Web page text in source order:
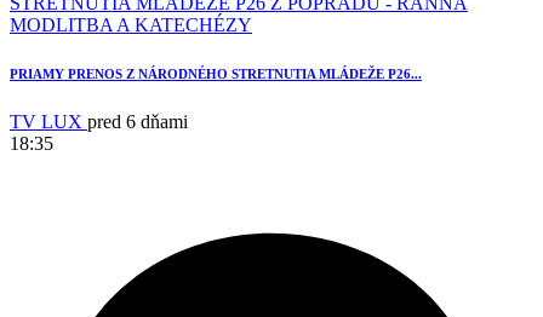
PRIAMY PRENOS Z NÁRODNÉHO STRETNUTIA MLÁDEŽE P26...
TV LUX pred 6 dňami
18:35